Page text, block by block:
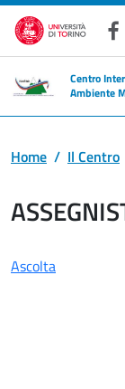
Salta al contenuto
Centro
Ambiente
Home Il Centro
Ascolta